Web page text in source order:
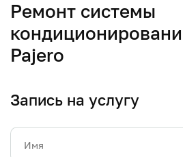
Ремонт системы
Pajero
Запись на услугу
Имя